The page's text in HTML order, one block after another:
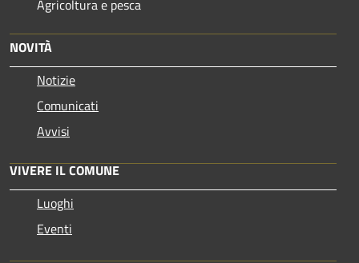
Agricoltura e pesca
NOVITÀ
Notizie
Comunicati
Avvisi
VIVERE IL COMUNE
Luoghi
Eventi